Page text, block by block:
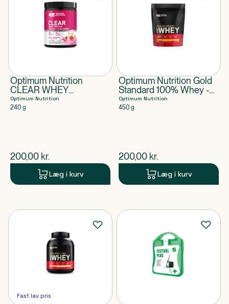
Optimum Nutrition
CLEAR WHEY
COLLAGEN APPLE
RASP 240G
Optimum Nutrition
240 g
$nuværende pris
200,00 kr.
Læg i kurv
Optimum Nutrition Gold
Standard 100% Whey -
Banana Cream
Optimum Nutrition
450 g
$nuværende pris
200,00 kr.
Læg i kurv
Fast lav pris